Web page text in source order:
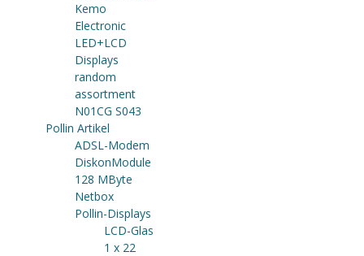
Kemo
Electronic
LED+LCD
Displays
random
assortment
N01CG S043
Pollin Artikel
ADSL-Modem
DiskonModule
128 MByte
Netbox
Pollin-Displays
LCD-Glas
1 x 22